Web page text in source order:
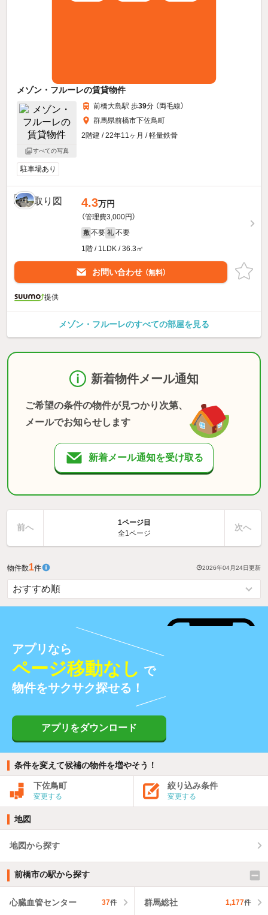
メゾン・フルーレの賃貸物件
すべての写真
前橋大島駅 歩39分 （両毛線）
群馬県前橋市下佐鳥町
2階建 / 22年11ヶ月 / 軽量鉄骨
駐車場あり
4.3万円
（管理費3,000円）
敷 不要 礼 不要
1階 / 1LDK / 36.3㎡
お問い合わせ （無料）
提供
メゾン・フルーレのすべての部屋を見る
新着物件メール通知
ご希望の条件の物件が見つかり次第、
メールでお知らせします
新着メール通知を受け取る
前へ
1ページ目
全1ページ
次へ
物件数1件 2026年04月24日更新
アプリなら
ページ移動なし で
物件をサクサク探せる！
アプリをダウンロード
条件を変えて候補の物件を増やそう！
下佐鳥町
変更する
絞り込み条件
変更する
地図
地図から探す
前橋市の駅から探す
心臓血管センター 37件 群馬総社 1,177件